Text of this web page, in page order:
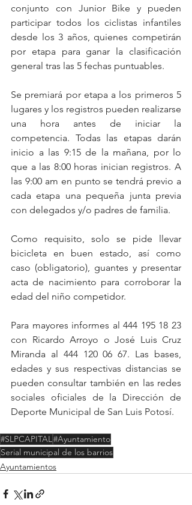
conjunto con Junior Bike y pueden
participar todos los ciclistas infantiles
desde los 3 años, quienes competirán
por etapa para ganar la clasificación
general tras las 5 fechas puntuables.
Se premiará por etapa a los primeros 5
lugares y los registros pueden realizarse
una hora antes de iniciar la
competencia. Todas las etapas darán
inicio a las 9:15 de la mañana, por lo
que a las 8:00 horas inician registros. A
las 9:00 am en punto se tendrá previo a
cada etapa una pequeña junta previa
con delegados y/o padres de familia.
Como requisito, solo se pide llevar
bicicleta en buen estado, así como
caso (obligatorio), guantes y presentar
acta de nacimiento para corroborar la
edad del niño competidor.
Para mayores informes al 444 195 18 23
con Ricardo Arroyo o José Luis Cruz
Miranda al 444 120 06 67. Las bases,
edades y sus respectivas distancias se
pueden consultar también en las redes
sociales oficiales de la Dirección de
Deporte Municipal de San Luis Potosí.
#SLPCAPITAL#Ayuntamiento
Serial municipal de los barrios
Ayuntamientos